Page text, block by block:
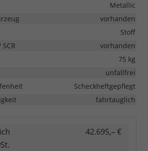
Metallic
vorhanden
Stoff
vorhanden
75 kg
unfallfrei
Scheckheftgepflegt
fahrtauglich
42.695,– €